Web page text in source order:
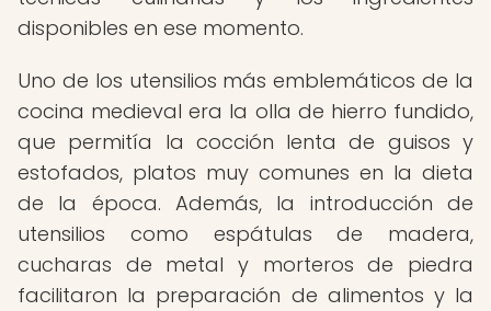
disponibles en ese momento.
Uno de los utensilios más emblemáticos de la
cocina medieval era la olla de hierro fundido,
que permitía la cocción lenta de guisos y
estofados, platos muy comunes en la dieta
de la época. Además, la introducción de
utensilios como espátulas de madera,
cucharas de metal y morteros de piedra
facilitaron la preparación de alimentos y la